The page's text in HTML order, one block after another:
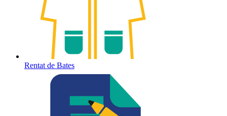
Rentat de Bates